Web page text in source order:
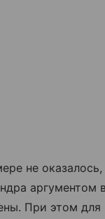
не
аргументом
При этом для